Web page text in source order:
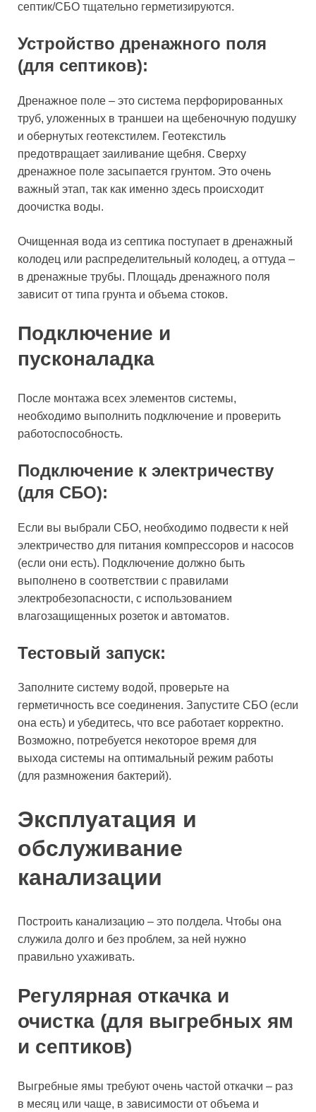
септик/СБО тщательно герметизируются.
Устройство дренажного поля
(для септиков):
Дренажное поле – это система перфорированных
труб, уложенных в траншеи на щебеночную подушку
и обернутых геотекстилем. Геотекстиль
предотвращает заиливание щебня. Сверху
дренажное поле засыпается грунтом. Это очень
важный этап, так как именно здесь происходит
доочистка воды.
Очищенная вода из септика поступает в дренажный
колодец или распределительный колодец, а оттуда –
в дренажные трубы. Площадь дренажного поля
зависит от типа грунта и объема стоков.
Подключение и
пусконаладка
После монтажа всех элементов системы,
необходимо выполнить подключение и проверить
работоспособность.
Подключение к электричеству
(для СБО):
Если вы выбрали СБО, необходимо подвести к ней
электричество для питания компрессоров и насосов
(если они есть). Подключение должно быть
выполнено в соответствии с правилами
электробезопасности, с использованием
влагозащищенных розеток и автоматов.
Тестовый запуск:
Заполните систему водой, проверьте на
герметичность все соединения. Запустите СБО (если
она есть) и убедитесь, что все работает корректно.
Возможно, потребуется некоторое время для
выхода системы на оптимальный режим работы
(для размножения бактерий).
Эксплуатация и
обслуживание
канализации
Построить канализацию – это полдела. Чтобы она
служила долго и без проблем, за ней нужно
правильно ухаживать.
Регулярная откачка и
очистка (для выгребных ям
и септиков)
Выгребные ямы требуют очень частой откачки – раз
в месяц или чаще, в зависимости от объема и